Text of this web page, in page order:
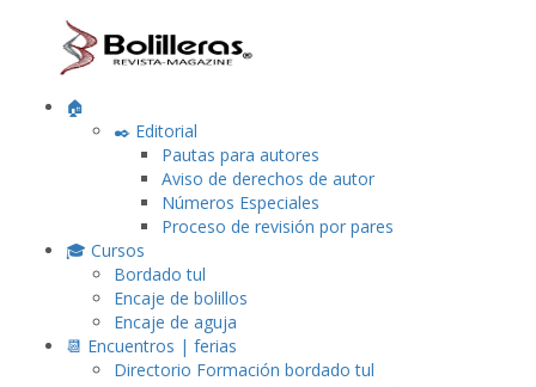
🏠
✒️ Editorial
Pautas para autores
Aviso de derechos de autor
Números Especiales
Proceso de revisión por pares
🎓 Cursos
Bordado tul
Encaje de bolillos
Encaje de aguja
📆 Encuentros | ferias
Directorio Formación bordado tul